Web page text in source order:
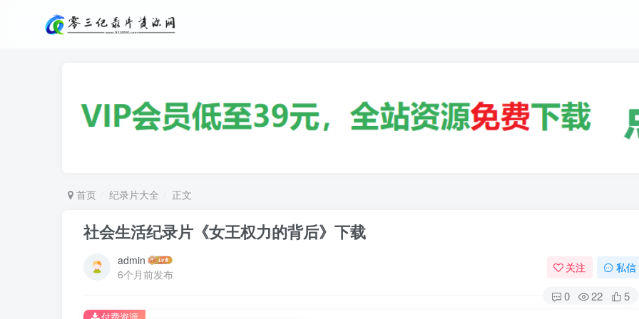
首页 纪录片大全 正文
社会生活纪录片《女王权力的背后》下载
admin
6个月前发布
关注 私信
0 22 5